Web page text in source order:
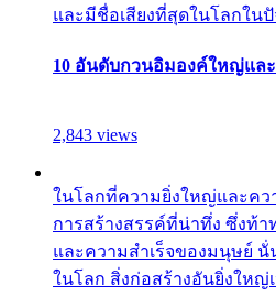
และมีชื่อเสียงที่สุดในโลกใน
10 อันดับกวนอิมองค์ใหญ่แล
2,843 views
ในโลกที่ความยิ่งใหญ่และคว
การสร้างสรรค์ที่น่าทึ่ง ซึ่งท้
และความสำเร็จของมนุษย์
ในโลก สิ่งก่อสร้างอันยิ่งใหญ่